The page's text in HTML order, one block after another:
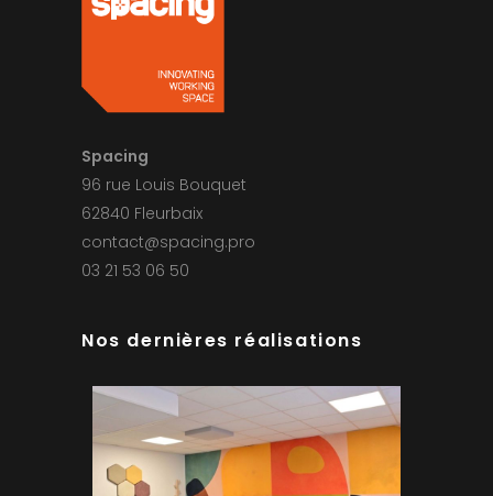
Spacing
96 rue Louis Bouquet
62840 Fleurbaix
contact@spacing.pro
03 21 53 06 50
Nos dernières réalisations